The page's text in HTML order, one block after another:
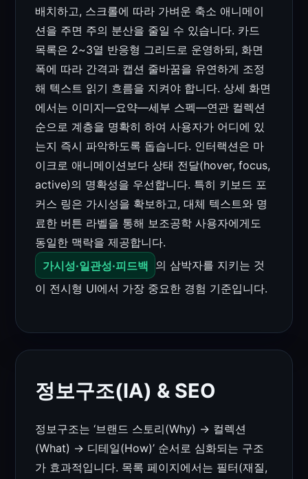
배치하고, 스크롤에 따라 가벼운 축소 애니메이
션을 주면 주의 분산을 줄일 수 있습니다. 카드
목록은 2~3열 반응형 그리드로 운영하되, 화면
폭에 따라 간격과 캡션 줄바꿈을 유연하게 조정
해 텍스트 읽기 흐름을 지켜야 합니다. 상세 화면
에서는 이미지—요약—세부 스펙—연관 컬렉션
순으로 계층을 명확히 하여 사용자가 어디에 있
는지 즉시 파악하도록 돕습니다. 인터랙션은 마
이크로 애니메이션보다 상태 전달(hover, focus,
active)의 명확성을 우선합니다. 특히 키보드 포
커스 링은 가시성을 확보하고, 대체 텍스트와 명
료한 버튼 라벨을 통해 보조공학 사용자에게도
동일한 맥락을 제공합니다.
가시성·일관성·피드백 의 삼박자를 지키는 것
이 전시형 UI에서 가장 중요한 경험 기준입니다.
정보구조(IA) & SEO
정보구조는 ‘브랜드 스토리(Why) → 컬렉션
(What) → 디테일(How)’ 순서로 심화되는 구조
가 효과적입니다. 목록 페이지에서는 필터(재질,